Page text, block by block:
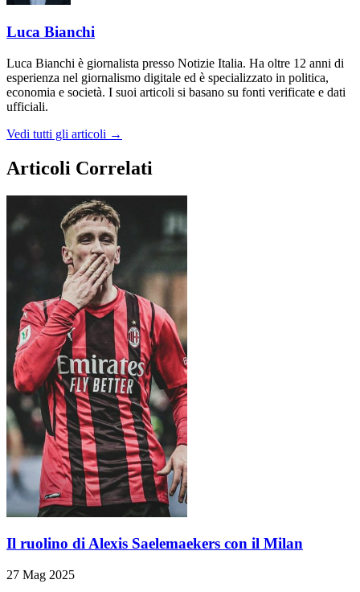
Luca Bianchi
Luca Bianchi è giornalista presso Notizie Italia. Ha oltre 12 anni di
esperienza nel giornalismo digitale ed è specializzato in politica,
economia e società. I suoi articoli si basano su fonti verificate e dati
ufficiali.
Vedi tutti gli articoli →
Articoli Correlati
Il ruolino di Alexis Saelemaekers con il Milan
27 Mag 2025